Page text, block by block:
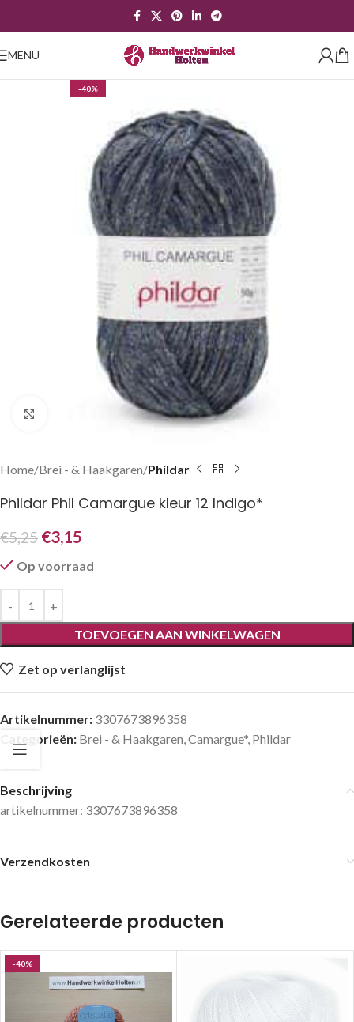
MENU
-40%
Klik om te vergroten
Home Brei - & Haakgaren Phildar
Phildar Phil Camargue kleur 12 Indigo*
€5,25 €3,15
Op voorraad
TOEVOEGEN AAN WINKELWAGEN
Zet op verlanglijst
Artikelnummer: 3307673896358
Categorieën: Brei - & Haakgaren,Camargue*, Phildar
Beschrijving
artikelnummer: 3307673896358
Verzendkosten
Gerelateerde producten
-40%